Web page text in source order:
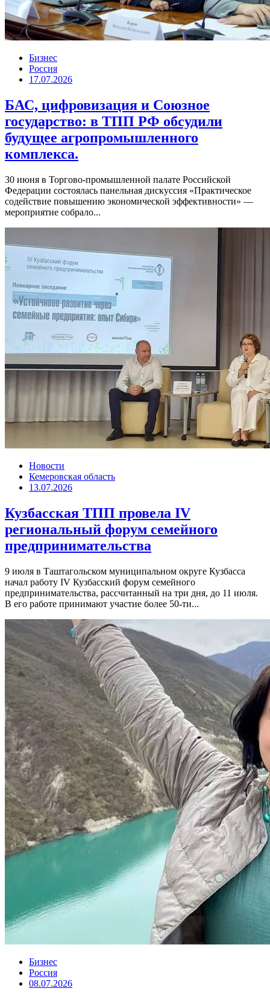
Бизнес
Россия
17.07.2026
БАС, цифровизация и Союзное
государство: в ТПП РФ обсудили
будущее агропромышленного
комплекса.
30 июня в Торгово-промышленной палате Российской
Федерации состоялась панельная дискуссия «Практическое
содействие повышению экономической эффективности» —
мероприятие собрало...
Новости
Кемеровская область
13.07.2026
Кузбасская ТПП провела IV
региональный форум семейного
предпринимательства
9 июля в Таштагольском муниципальном округе Кузбасса
начал работу IV Кузбасский форум семейного
предпринимательства, рассчитанный на три дня, до 11 июля.
В его работе принимают участие более 50-ти...
Бизнес
Россия
08.07.2026